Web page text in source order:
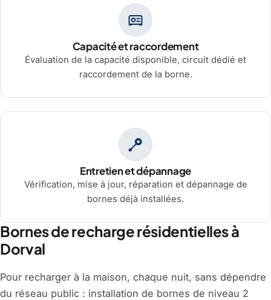
Capacité et raccordement
Évaluation de la capacité disponible, circuit dédié et
raccordement de la borne.
Entretien et dépannage
Vérification, mise à jour, réparation et dépannage de
bornes déjà installées.
Bornes de recharge résidentielles à
Dorval
Pour recharger à la maison, chaque nuit, sans dépendre
du réseau public : installation de bornes de niveau 2